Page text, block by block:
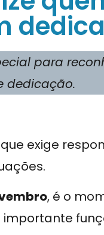
para
dedicação.
exige
, é o